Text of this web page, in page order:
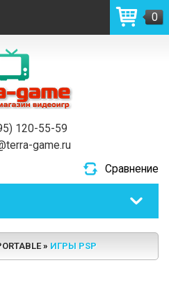
120-55-59
game.ru
0
Сравнение
ИГРЫ PSP